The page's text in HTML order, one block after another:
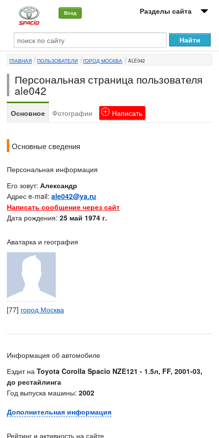
Вход Разделы сайта
О машине
Автоклуб
Форумы
Сервисы и услуги
ГЛАВНАЯ ПОЛЬЗОВАТЕЛИ ГОРОД МОСКВА ALE042
Персональная страница пользователя
ale042
Основное Фотографии Написать
Основные сведения
Персональная информация
Его зовут: Александр
Адрес e-mail: ale042@ya.ru
Написать сообщение через сайт
Дата рождения: 25 май 1974 г.
Аватарка и география
[77] город Москва
Информация об автомобиле
Ездит на Toyota Corolla Spacio NZE121 - 1.5л, FF, 2001-03,
до рестайлинга
Год выпуска машины: 2002
Дополнительная информация
Рейтинг и активность на сайте